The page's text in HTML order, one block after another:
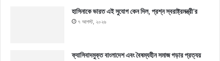
হাসিনাকে ভারত এই সুযোগ কেন দিল, প্রশ্ন স্বরাষ্ট্রমন্ত্রী’র
৭ আগস্ট, ২০২৬
ফ্যাসিবাদমুক্ত বাংলাদেশ এবং বৈষম্যহীন সমাজ গড়ার প্রত্যয়